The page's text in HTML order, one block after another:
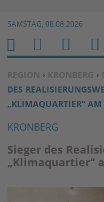
SAMSTAG, 08.08.2026
SIE BEFINDEN SICH
REGION › KRONBERG ›
DES
„KLIMAQUARTIER“
KRONBERG
Sieger des
„Klimaquartier“
H
O
M
E
M
E
N
U
S
U
C
H
B
E
N
U
E
R